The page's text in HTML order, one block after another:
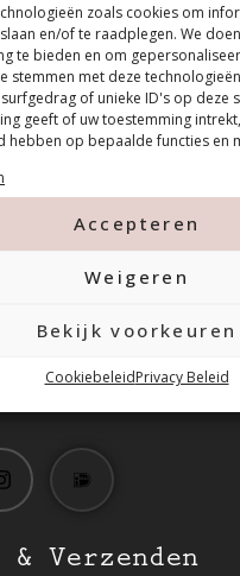
zoals cookies om
en/of te raadplegen. We
te bieden en om
stemmen met deze
of unieke ID's op deze
geeft of uw toestemming
hebben op bepaalde functies en
Accepteren
Weigeren
Bekijk voorkeuren
CookiebeleidPrivacy Beleid
7 2623 EW Delft
Verzenden